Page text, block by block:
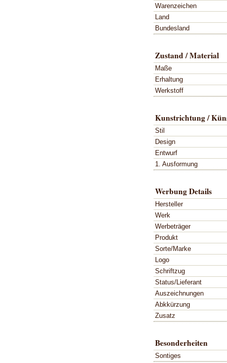
Warenzeichen
Land
Bundesland
Zustand / Material
Maße
Erhaltung
Werkstoff
Kunstrichtung /
Stil
Design
Entwurf
1. Ausformung
Werbung Details
Hersteller
Werk
Werbeträger
Produkt
Sorte/Marke
Logo
Schriftzug
Status/Lieferant
Auszeichnungen
Abkkürzung
Zusatz
Besonderheiten
Sontiges